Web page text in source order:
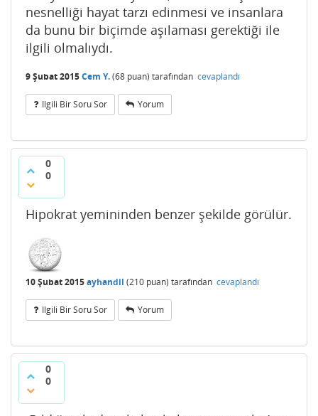
nesnelliği hayat tarzı edinmesi ve insanlara
da bunu bir biçimde aşılaması gerektiği ile
ilgili olmalıydı.
9 Şubat 2015Cem Y.(68 puan) tarafından cevaplandı
Ilgili Bir Soru Sor Yorum
0
0
Hipokrat yemininden benzer şekilde görülür.
10 Şubat 2015ayhandil (210 puan) tarafından cevaplandı
Ilgili Bir Soru Sor Yorum
0
0